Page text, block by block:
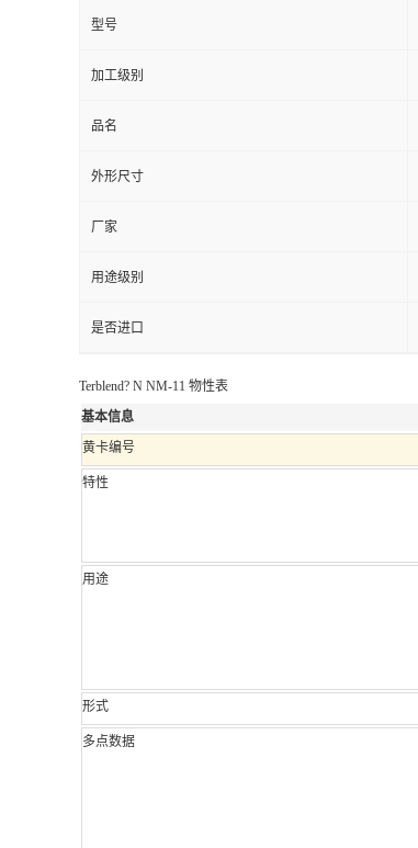
型号
加工级别
品名
外形尺寸
厂家
用途级别
是否进口
Terblend? N NM-11 物性表
基本信息
黄卡编号
特性
用途
形式
多点数据